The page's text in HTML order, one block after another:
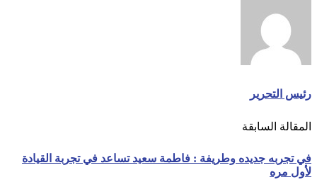
رئيس التحرير
المقالة السابقة
في تجربه جديده وطريفة : فاطمة سعيد تساعد في تجربة القيادة
لأول مره